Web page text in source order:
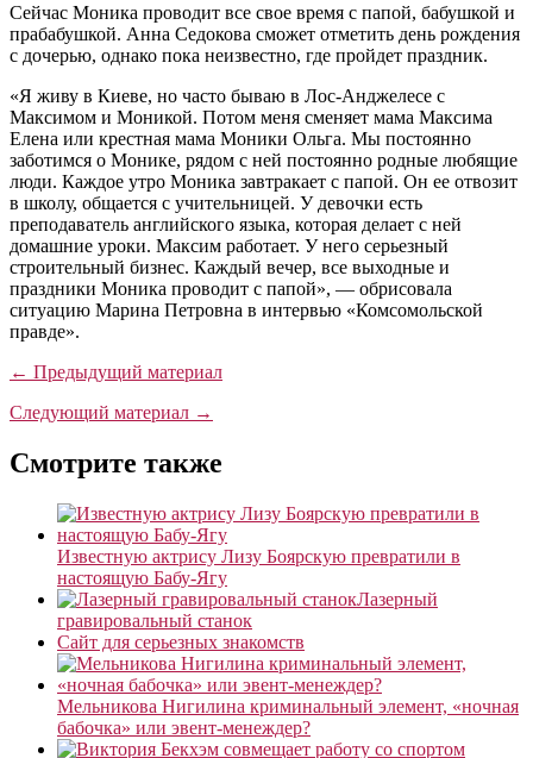
Сейчас Моника проводит все свое время с папой, бабушкой и
прабабушкой. Анна Седокова сможет отметить день рождения
с дочерью, однако пока неизвестно, где пройдет праздник.
«Я живу в Киеве, но часто бываю в Лос-Анджелесе с
Максимом и Моникой. Потом меня сменяет мама Максима
Елена или крестная мама Моники Ольга. Мы постоянно
заботимся о Монике, рядом с ней постоянно родные любящие
люди. Каждое утро Моника завтракает с папой. Он ее отвозит
в школу, общается с учительницей. У девочки есть
преподаватель английского языка, которая делает с ней
домашние уроки. Максим работает. У него серьезный
строительный бизнес. Каждый вечер, все выходные и
праздники Моника проводит с папой», — обрисовала
ситуацию Марина Петровна в интервью «Комсомольской
правде».
← Предыдущий материал
Следующий материал →
Смотрите также
Известную актрису Лизу Боярскую превратили в
настоящую Бабу-Ягу
Лазерный
гравировальный станок
Сайт для серьезных знакомств
Мельникова Нигилина криминальный элемент, «ночная
бабочка» или эвент-менеждер?